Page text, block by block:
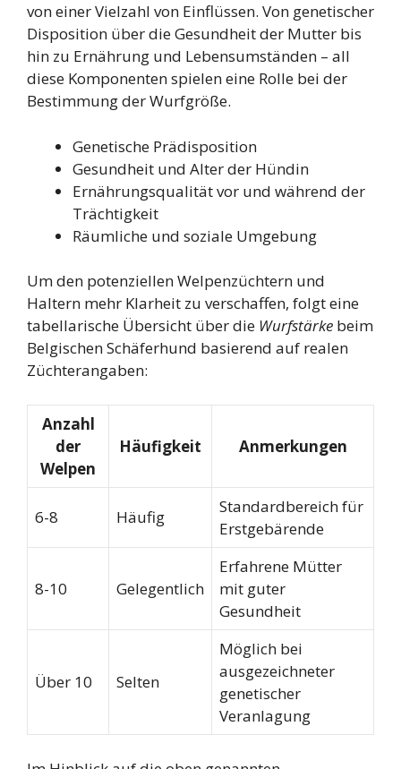
von einer Vielzahl von Einflüssen. Von genetischer
Disposition über die Gesundheit der Mutter bis
hin zu Ernährung und Lebensumständen – all
diese Komponenten spielen eine Rolle bei der
Bestimmung der Wurfgröße.
Genetische Prädisposition
Gesundheit und Alter der Hündin
Ernährungsqualität vor und während der
Trächtigkeit
Räumliche und soziale Umgebung
Um den potenziellen Welpenzüchtern und
Haltern mehr Klarheit zu verschaffen, folgt eine
tabellarische Übersicht über die Wurfstärke beim
Belgischen Schäferhund basierend auf realen
Züchterangaben:
Anzahl
der
Welpen
Häufigkeit Anmerkungen
6-8 Häufig
Standardbereich für
Erstgebärende
8-10 Gelegentlich
Erfahrene Mütter
mit guter
Gesundheit
Über 10 Selten
Möglich bei
ausgezeichneter
genetischer
Veranlagung